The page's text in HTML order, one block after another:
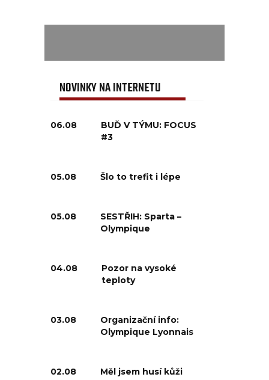
NOVINKY NA INTERNETU
06.08
BUĎ V TÝMU: FOCUS
#3
05.08 Šlo to trefit i lépe
05.08
SESTŘIH: Sparta –
Olympique
04.08
Pozor na vysoké
teploty
03.08
Organizační info:
Olympique Lyonnais
02.08 Měl jsem husí kůži